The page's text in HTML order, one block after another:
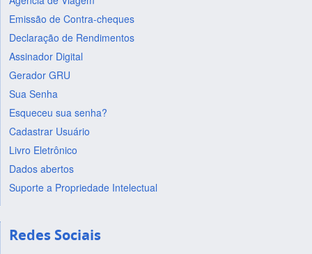
Emissão de Contra-cheques
Declaração de Rendimentos
Assinador Digital
Gerador GRU
Sua Senha
Esqueceu sua senha?
Cadastrar Usuário
Livro Eletrônico
Dados abertos
Suporte a Propriedade Intelectual
Redes Sociais